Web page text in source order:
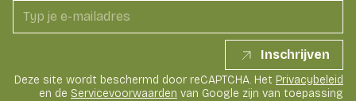
Inschrijven
Deze site wordt beschermd door reCAPTCHA. Het Privacybeleid
en de Servicevoorwaarden van Google zijn van toepassing